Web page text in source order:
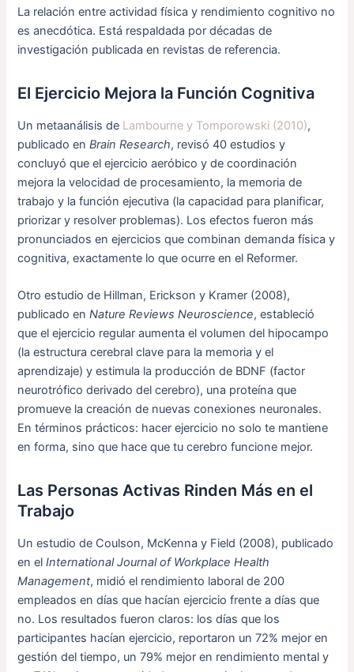
La relación entre actividad física y rendimiento cognitivo no
es anecdótica. Está respaldada por décadas de
investigación publicada en revistas de referencia.
El Ejercicio Mejora la Función Cognitiva
Un metaanálisis de Lambourne y Tomporowski (2010),
publicado enBrain Research, revisó 40 estudios y
concluyó que el ejercicio aeróbico y de coordinación
mejora la velocidad de procesamiento, la memoria de
trabajo y la función ejecutiva (la capacidad para planificar,
priorizar y resolver problemas). Los efectos fueron más
pronunciados en ejercicios que combinan demanda física y
cognitiva, exactamente lo que ocurre en el Reformer.
Otro estudio de Hillman, Erickson y Kramer (2008),
publicado enNature Reviews Neuroscience, estableció
que el ejercicio regular aumenta el volumen del hipocampo
(la estructura cerebral clave para la memoria y el
aprendizaje) y estimula la producción de BDNF (factor
neurotrófico derivado del cerebro), una proteína que
promueve la creación de nuevas conexiones neuronales.
En términos prácticos: hacer ejercicio no solo te mantiene
en forma, sino que hace que tu cerebro funcione mejor.
Las Personas Activas Rinden Más en el
Trabajo
Un estudio de Coulson, McKenna y Field (2008), publicado
en elInternational Journal of Workplace Health
Management, midió el rendimiento laboral de 200
empleados en días que hacían ejercicio frente a días que
no. Los resultados fueron claros: los días que los
participantes hacían ejercicio, reportaron un 72% mejor en
gestión del tiempo, un 79% mejor en rendimiento mental y